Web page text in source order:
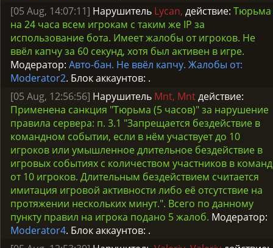
[05 Aug, 14:07:11] Нарушитель Lycan, действие: Тюрьма
на 24 часа всем игрокам с таким же IP за
использование бота. Имеет жалобы от игроков. Не
ввёл капчу за 60 секунд, хотя был активен в игре.
Модератор: Авто-бан. Не ввёл капчу. Жалобы от:
Moderator2. Блок аккаунтов: .
[05 Aug, 12:56:56] Нарушитель Mnt, Mntдействие:
Применена санкция "Тюрьма (5 часов)" за нарушение
правила сервера: п. 3.1 "Запрещается бездействие в
командном событии, если в нём участвует до 10
игроков или умышленное длительное бездействие в
игровых событиях с количеством участников в
от 10 игроков. Длительным бездействием считается
имитация игровой активности либо её отсутствие на
протяжении нескольких минут.". Всего по данному
пункту правил на игрока подано 5 жалоб. Модератор:
Moderator4. Блок аккаунтов: .